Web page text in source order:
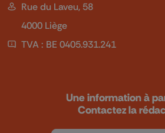
Rue du Laveu, 58
4000 Liège
TVA : BE 0405.931.241
Une information à
Contactez la